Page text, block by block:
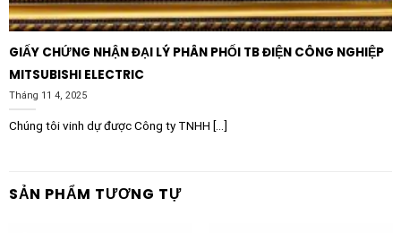
GIẤY CHỨNG NHẬN ĐẠI LÝ PHÂN PHỐI TB ĐIỆN CÔNG NGHIỆP
MITSUBISHI ELECTRIC
Tháng 11 4, 2025
Chúng tôi vinh dự được Công ty TNHH [...]
SẢN PHẨM TƯƠNG TỰ